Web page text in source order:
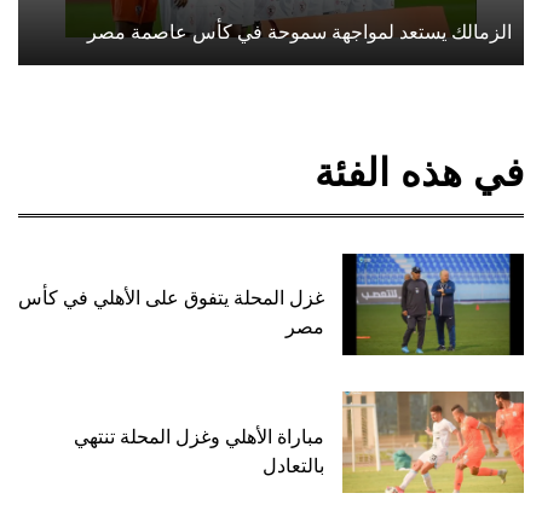
الزمالك يستعد لمواجهة سموحة في كأس عاصمة مصر
في هذه الفئة
غزل المحلة يتفوق على الأهلي في كأس
مصر
مباراة الأهلي وغزل المحلة تنتهي
بالتعادل